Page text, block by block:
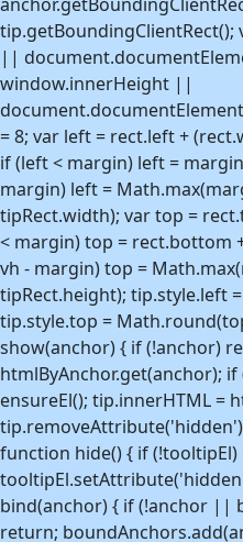
||
window.innerHeight ||
= 8; var left = rect.left +
if (left < margin) left =
margin) left =
tipRect.width); var top =
< margin) top = rect.bottom
vh - margin) top =
tipRect.height); tip.style.left
tip.style.top =
show(anchor) { if (!anchor)
htmlByAnchor.get(anchor);
ensureEl(); tip.innerHTML =
function hide() { if
bind(anchor) { if (!anchor ||
return;